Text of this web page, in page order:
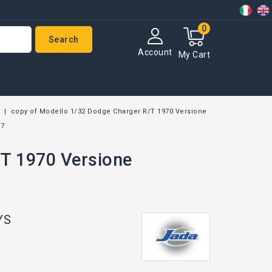
My Cart
0
Account
Search
copy of Modello 1/32 Dodge Charger R/T 1970 Versione
1970 Versione